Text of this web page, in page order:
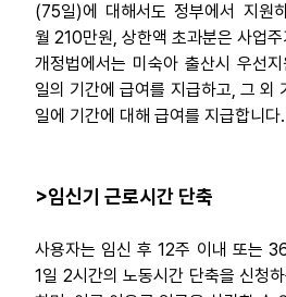
(75일)에 대해서도 정부에서 지원
월 210만원, 상한액 초과분은 사업
개정법에서는 미숙아 출산시 우선
일의 기간에 급여를 지급하고, 그 외
일에 기간에 대해 급여를 지급합니다.
>임신기 근로시간 단축
사용자는 임신 후 12주 이내 또는
1일 2시간의 노동시간 단축을 신청